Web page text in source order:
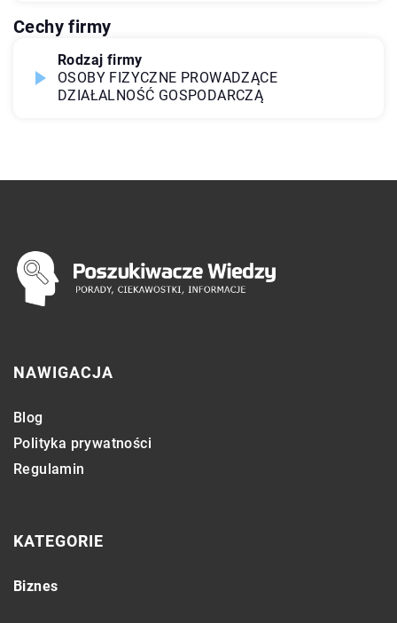
Cechy firmy
Rodzaj firmy
OSOBY FIZYCZNE PROWADZĄCE
DZIAŁALNOŚĆ GOSPODARCZĄ
NAWIGACJA
Blog
Polityka prywatności
Regulamin
KATEGORIE
Biznes